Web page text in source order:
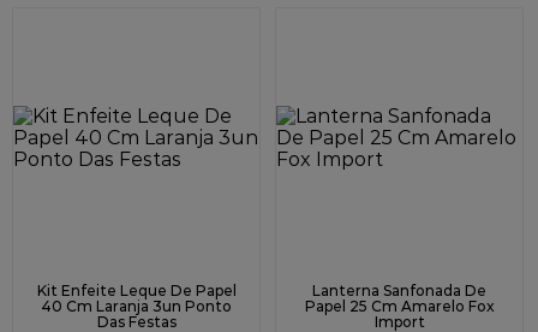
Kit Enfeite Leque De Papel
40 Cm Laranja 3un Ponto
Das Festas
Lanterna Sanfonada De
Papel 25 Cm Amarelo Fox
Import